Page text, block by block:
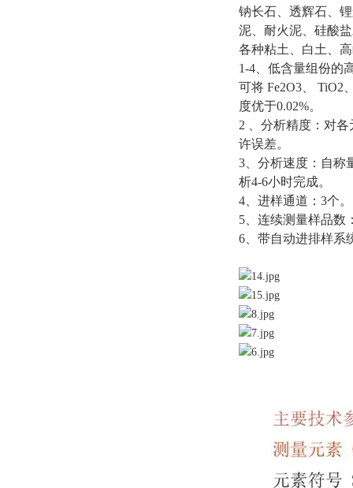
钠长石、透辉石、
泥、耐火泥、硅酸
各种粘土、白土、
1-4、低含量组份的
可将 Fe2O3、 TiO2
度优于0.02%。
2 、分析精度：对
许误差。
3、分析速度：自称
析4-6小时完成。
4、进样通道：3个。
5、连续测量样品数
6、带自动进排样系